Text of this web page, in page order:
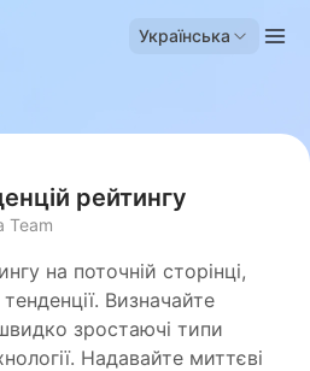
Українська
рейтингу
Team
на поточній сторінці,
Визначайте
зростаючі типи
Надавайте миттєві